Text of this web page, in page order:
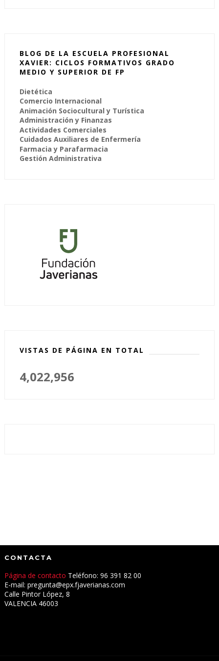
BLOG DE LA ESCUELA PROFESIONAL
XAVIER: CICLOS FORMATIVOS GRADO
MEDIO Y SUPERIOR DE FP
Dietética
Comercio Internacional
Animación Sociocultural y Turística
Administración y Finanzas
Actividades Comerciales
Cuidados Auxiliares de Enfermería
Farmacia y Parafarmacia
Gestión Administrativa
VISTAS DE PÁGINA EN TOTAL
4,022,956
CONTACTA
Página de contacto Teléfono: 96 391 82 00
E-mail: pregunta@epx.fjaverianas.com
Calle Pintor López, 8
VALENCIA 46003